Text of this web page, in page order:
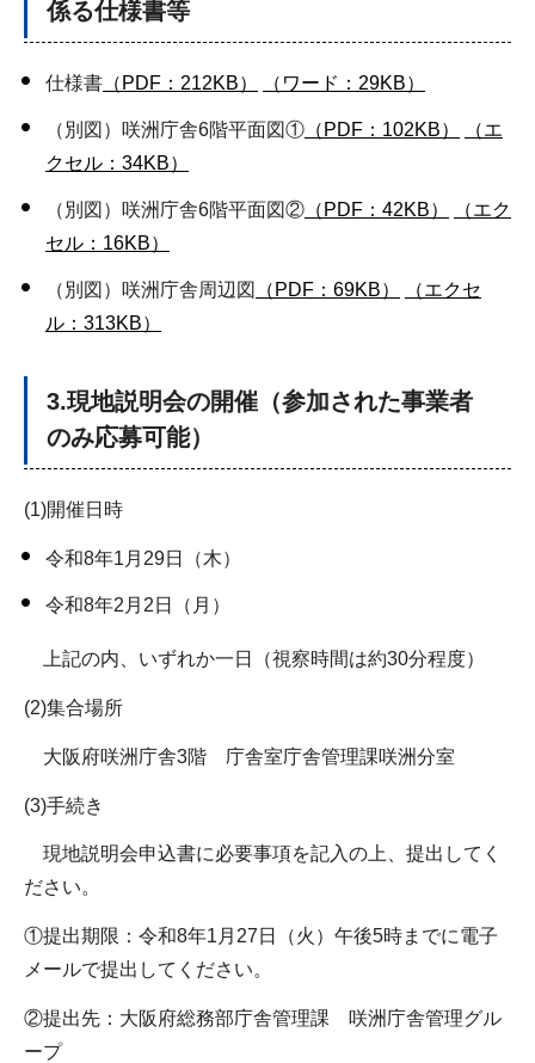
係る仕様書等
仕様書 （PDF：212KB） （ワード：29KB）
（別図）咲洲庁舎6階平面図① （PDF：102KB）
（エ
クセル：34KB）
（別図）咲洲庁舎6階平面図② （PDF：42KB）
（エク
セル：16KB）
（別図）咲洲庁舎周辺図 （PDF：69KB）
（エクセ
ル：313KB）
3.現地説明会の開催（参加された事業者
のみ応募可能）
(1)開催日時
令和8年1月29日（木）
令和8年2月2日（月）
上記の内、いずれか一日（視察時間は約30分程度）
(2)集合場所
大阪府咲洲庁舎3階 庁舎室庁舎管理課咲洲分室
(3)手続き
現地説明会申込書に必要事項を記入の上、提出してく
ださい。
①提出期限：令和8年1月27日（火）午後5時までに電子
メールで提出してください。
②提出先：大阪府総務部庁舎管理課 咲洲庁舎管理グル
ープ